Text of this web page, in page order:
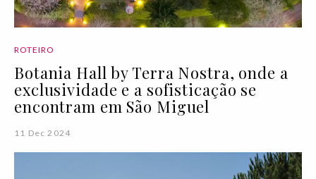
ROTEIRO
Botania Hall by Terra Nostra, onde a
exclusividade e a sofisticação se
encontram em São Miguel
11 Dec 2024